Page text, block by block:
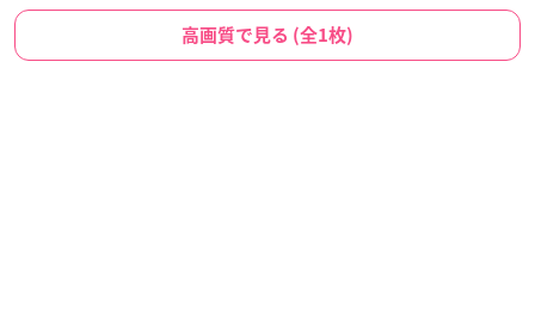
高画質で見る (全1枚)